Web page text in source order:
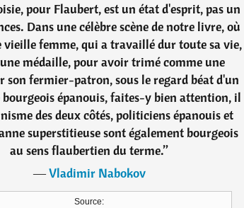
pour Flaubert, est un état d'esprit, pas un
Dans une célèbre scène de notre livre, où
vieille femme, qui a travaillé dur toute sa vie,
médaille, pour avoir trimé comme une
son fermier-patron, sous le regard béat d'un
bourgeois épanouis, faites-y bien attention, il
des deux côtés, politiciens épanouis et
superstitieuse sont également bourgeois
au sens flaubertien du terme.”
―Vladimir Nabokov
Source: